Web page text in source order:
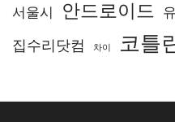
서울시 안드로이드
집수리닷컴 차이 코틀